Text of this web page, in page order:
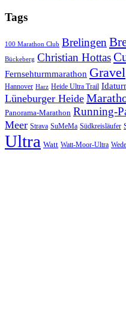
Tags
100 Marathon Club Brelingen
Bückeberg Christian Hottas
Fernsehturmmarathon Gravel
Hannover Harz Heide Ultra Trail
Lüneburger Heide
Panorama-Marathon Running-
Meer Strava SuMeMa Südkreisläufer
Ultra Watt Watt-Moor-Ultra